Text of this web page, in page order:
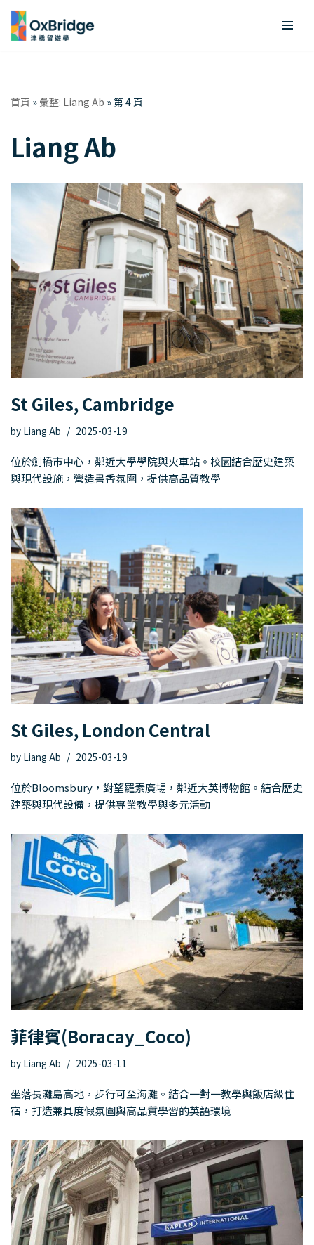
Skip
首頁 » 彙整: Liang Ab » 第 4 頁
Liang Ab
St Giles, Cambridge
by Liang Ab 2025-03-19
位於劍橋市中心，鄰近大學學院與火車站。校園結合歷史建築
與現代設施，營造書香氛圍，提供高品質教學
St Giles, London Central
by Liang Ab 2025-03-19
位於Bloomsbury，對望羅素廣場，鄰近大英博物館。結合歷史
建築與現代設備，提供專業教學與多元活動
菲律賓(Boracay_Coco)
by Liang Ab 2025-03-11
坐落長灘島高地，步行可至海灘。結合一對一教學與飯店級住
宿，打造兼具度假氛圍與高品質學習的英語環境